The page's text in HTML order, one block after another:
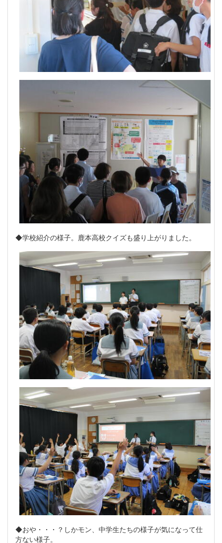
◆学校紹介の様子。鹿本高校クイズも盛り上がりました。
◆おや・・・？しかモン、中学生たちの様子が気になって仕
方ない様子。